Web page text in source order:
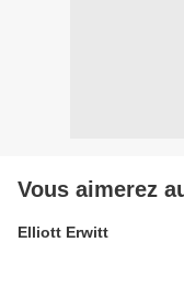
Vous aimerez
Elliott Erwitt